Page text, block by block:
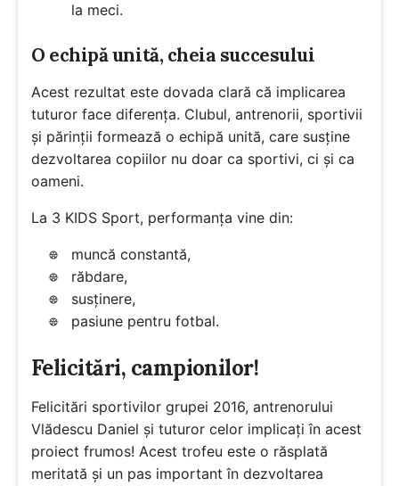
la meci.
O echipă unită, cheia succesului
Acest rezultat este dovada clară că implicarea
tuturor face diferența. Clubul, antrenorii, sportivii
și părinții formează o echipă unită, care susține
dezvoltarea copiilor nu doar ca sportivi, ci și ca
oameni.
La 3 KIDS Sport, performanța vine din:
muncă constantă,
răbdare,
susținere,
pasiune pentru fotbal.
Felicitări, campionilor!
Felicitări sportivilor grupei 2016, antrenorului
Vlădescu Daniel și tuturor celor implicați în acest
proiect frumos! Acest trofeu este o răsplată
meritată și un pas important în dezvoltarea